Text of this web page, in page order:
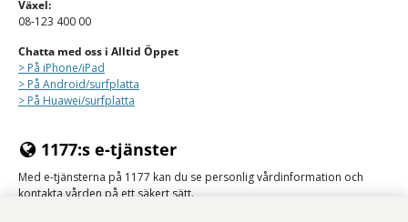
Växel:
08-123 400 00
Chatta med oss i Alltid Öppet
> På iPhone/iPad
> På Android/surfplatta
> På Huawei/surfplatta
1177:s e-tjänster
Med e-tjänsterna på 1177 kan du se personlig vårdinformation och
kontakta vården på ett säkert sätt.